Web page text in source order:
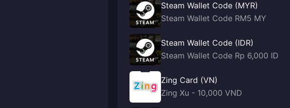
Steam Wallet Code (MYR)
Steam Wallet Code RM5 MY
Steam Wallet Code (IDR)
Steam Wallet Code Rp 6,000 ID
Zing Card (VN)
Zing Xu - 10,000 VND